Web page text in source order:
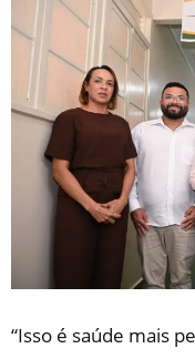
“Isso é saúde mais